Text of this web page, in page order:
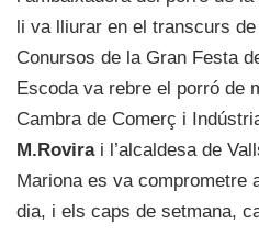
li va lliurar en el transcurs
Conursos de la Gran Festa
Escoda va rebre el porró de
Cambra de Comerç i
M.Rovirai l’alcaldesa de
Mariona es va comprometre
dia, i els caps de setmana,